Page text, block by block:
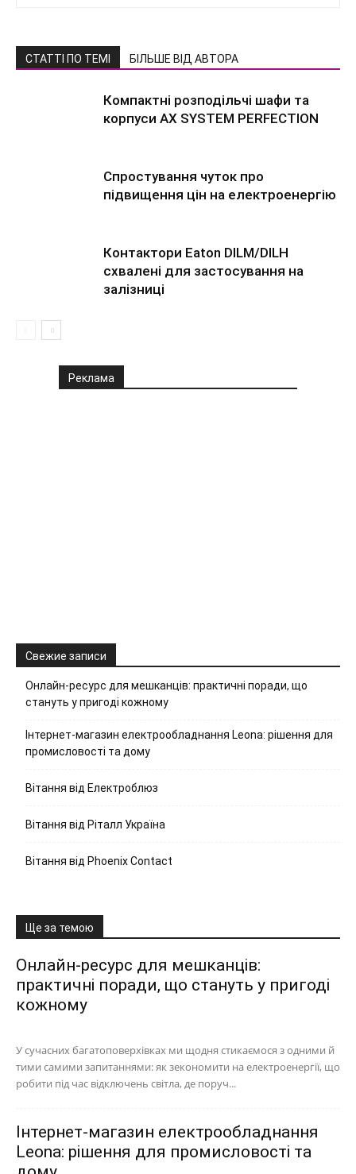
СТАТТІ ПО ТЕМІ БІЛЬШЕ ВІД АВТОРА
Компактні розподільчі шафи та
корпуси AX SYSTEM PERFECTION
Спростування чуток про
підвищення цін на електроенергію
Контактори Eaton DILM/DILH
схвалені для застосування на
залізниці
Реклама
Свежие записи
Онлайн-ресурс для мешканців: практичні поради, що
стануть у пригоді кожному
Інтернет-магазин електрообладнання Leona: рішення для
промисловості та дому
Вітання від Електроблюз
Вітання від Ріталл Україна
Вітання від Phoenix Contact
Ще за темою
Онлайн-ресурс для мешканців:
практичні поради, що стануть у пригоді
кожному
У сучасних багатоповерхівках ми щодня стикаємося з одними й
тими самими запитаннями: як зекономити на електроенергії, що
робити під час відключень світла, де поруч...
Інтернет-магазин електрообладнання
Leona: рішення для промисловості та